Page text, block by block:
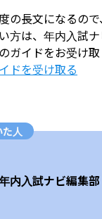
の長文になるの
方は、年内入試
ガイドをお受け取
ドを受け取る
人
内入試ナビ編集部